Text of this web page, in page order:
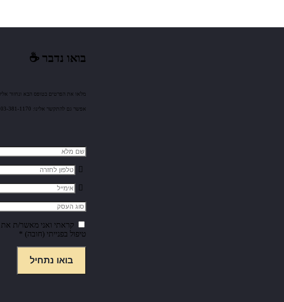
בואו נדבר ☕️
מלאו את הפרטים בטופס הבא ונחזור
אפשר גם להתקשר אלינו: 03-381-1170 או לשלוח אלינו מייל: sales@mm-tech.co.il
קראתי ואני מאשר/ת את
טיפול בפנייתי (חובה) *